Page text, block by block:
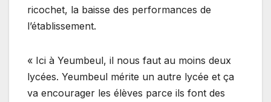
ricochet, la baisse des performances de
l’établissement.
« Ici à Yeumbeul, il nous faut au moins deux
lycées. Yeumbeul mérite un autre lycée et ça
va encourager les élèves parce ils font des